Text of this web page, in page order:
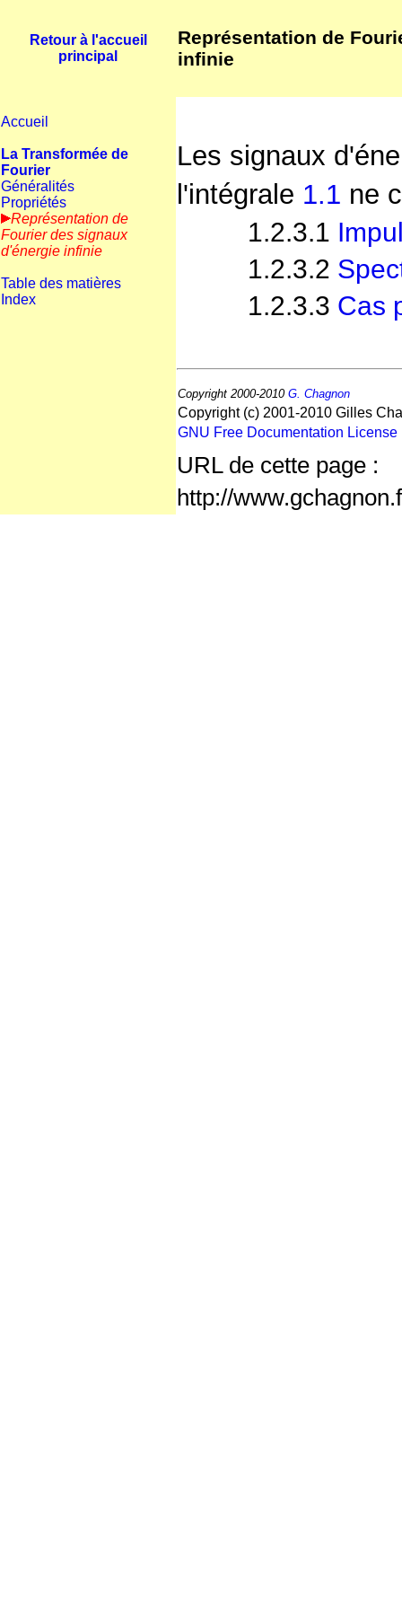
Retour à l'accueil
principal
Représentation de
infinie
Accueil
La Transformée de
Fourier
Généralités
Propriétés
Représentation de
Fourier des signaux
d'énergie infinie
Table des matières
Index
Les signaux
l'intégrale 1.1 ne
1.2.3.1
1.2.3.2
1.2.3.3 Cas
Copyright 2000-2010 G. Chagnon
Copyright (c) 2001-2010 Gilles
GNU Free Documentation License
URL de cette page :
http://